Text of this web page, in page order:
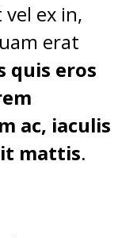
ex in,
erat
quis eros
ac, iaculis
mattis.